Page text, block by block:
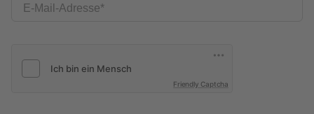
E-Mail-Adresse
Friendly Captcha